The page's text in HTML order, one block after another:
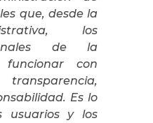
que, desde la
los
de la
funcionar con
Es lo
usuarios y los